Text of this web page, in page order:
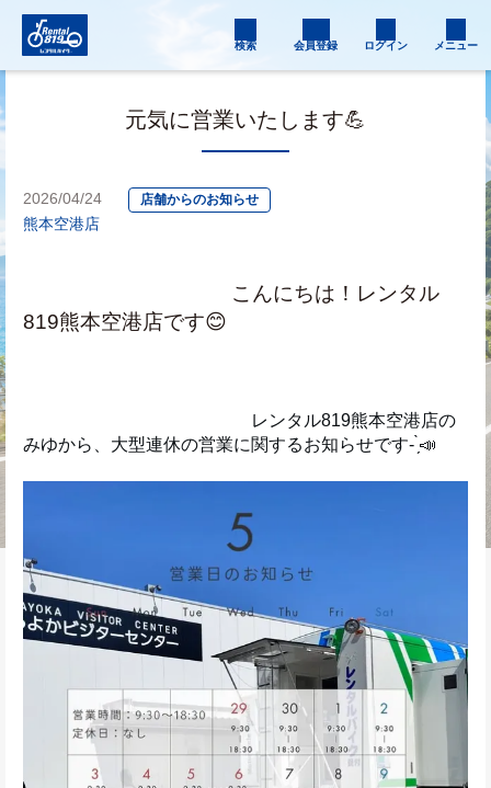
検索 会員登録 ログイン メニュー
元気に営業いたします💪
2026/04/24 店舗からのお知らせ
熊本空港店
こんにちは！レンタル
819熊本空港店です😊
レンタル819熊本空港店の
みゆから、大型連休の営業に関するお知らせです- ̗̀📣